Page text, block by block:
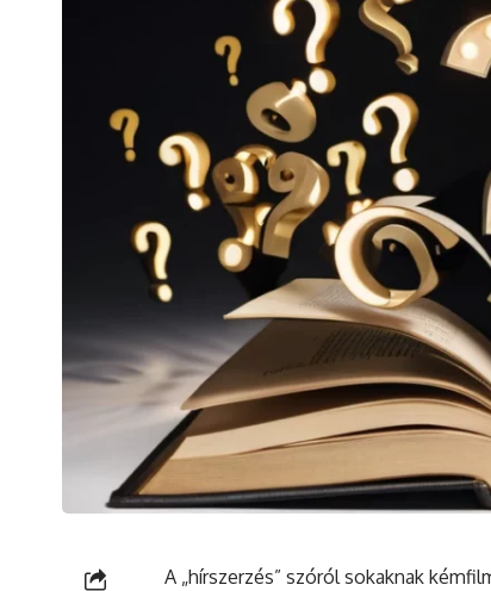
A „hírszerzés” szóról sokaknak